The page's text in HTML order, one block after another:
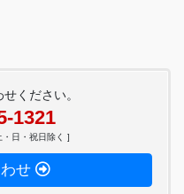
ください。
1321
日・祝日除く ]
せ